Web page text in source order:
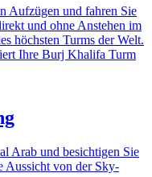
Aufzügen und fahren Sie
und ohne Anstehen im
höchsten Turms der Welt.
Ihre Burj Khalifa Turm
Arab und besichtigen Sie
Aussicht von der Sky-